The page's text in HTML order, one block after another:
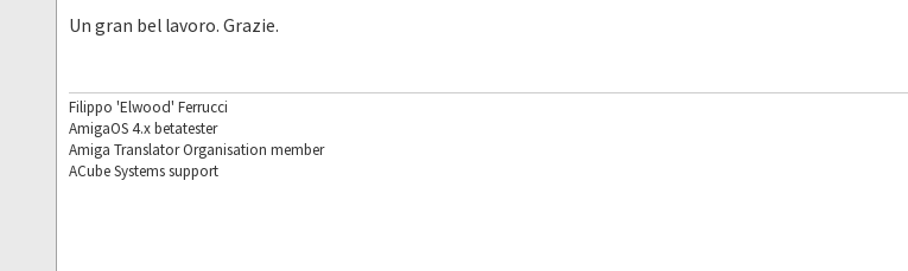
Un gran bel lavoro. Grazie.
Filippo 'Elwood' Ferrucci
AmigaOS 4.x betatester
Amiga Translator Organisation member
ACube Systems support